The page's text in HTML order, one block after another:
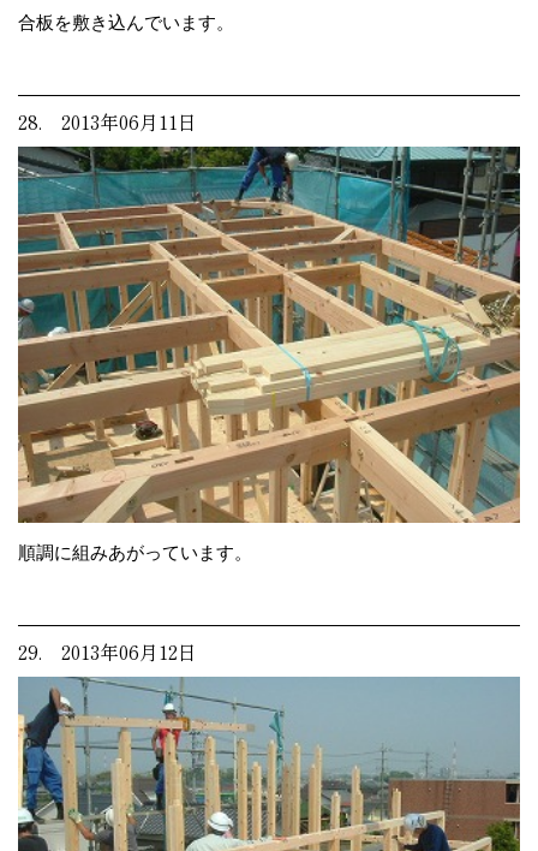
合板を敷き込んでいます。
28. 2013年06月11日
順調に組みあがっています。
29. 2013年06月12日